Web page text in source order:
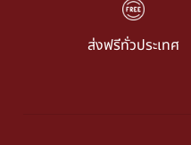
ส่งฟรีทั่วประเทศ